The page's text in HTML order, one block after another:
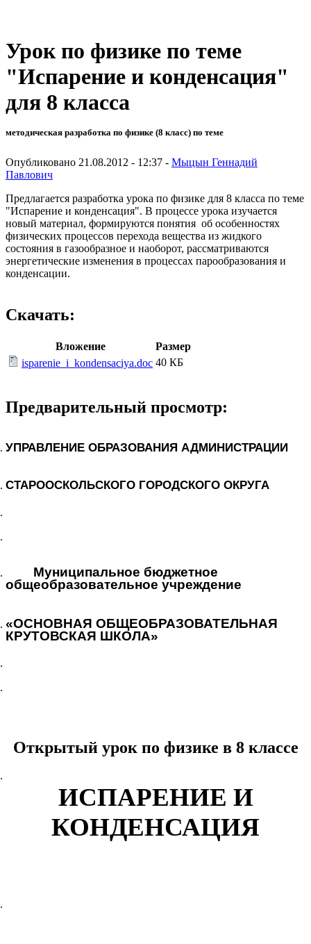
Урок по физике по теме
"Испарение и конденсация"
для 8 класса
методическая разработка по физике (8 класс) по теме
Опубликовано 21.08.2012 - 12:37 - Мыцын Геннадий
Павлович
Предлагается разработка урока по физике для 8 класса по теме
"Испарение и конденсация". В процессе урока изучается
новый материал, формируются понятия об особенностях
физических процессов перехода вещества из жидкого
состояния в газообразное и наоборот, рассматриваются
энергетические изменения в процессах парообразования и
конденсации.
Скачать:
Вложение
Размер
isparenie_i_kondensaciya.doc 40 КБ
Предварительный просмотр:
УПРАВЛЕНИЕ ОБРАЗОВАНИЯ АДМИНИСТРАЦИИ
СТАРООСКОЛЬСКОГО ГОРОДСКОГО ОКРУГА
Муниципальное бюджетное
общеобразовательное учреждение
«ОСНОВНАЯ ОБЩЕОБРАЗОВАТЕЛЬНАЯ
КРУТОВСКАЯ ШКОЛА»
Открытый урок по физике в 8 классе
ИСПАРЕНИЕ И
КОНДЕНСАЦИЯ